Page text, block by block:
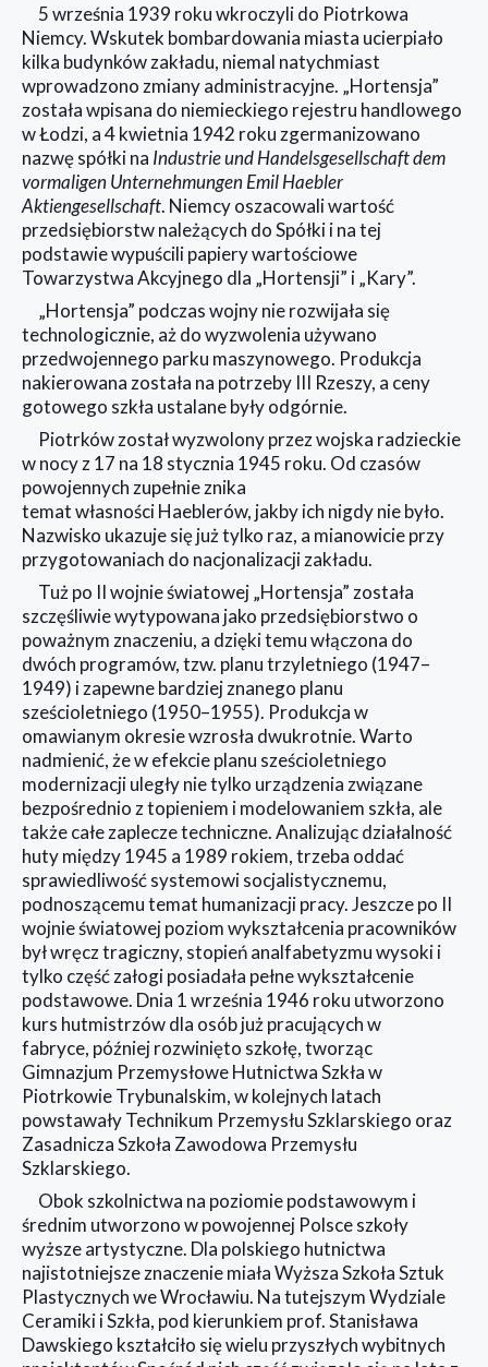
5 września 1939 roku wkroczyli do Piotrkowa
Niemcy. Wskutek bombardowania miasta ucierpiało
kilka budynków zakładu, niemal natychmiast
wprowadzono zmiany administracyjne. „Hortensja”
została wpisana do niemieckiego rejestru handlowego
w Łodzi, a 4 kwietnia 1942 roku zgermanizowano
nazwę spółki na Industrie und Handelsgesellschaft dem
vormaligen Unternehmungen Emil Haebler
Aktiengesellschaft. Niemcy oszacowali wartość
przedsiębiorstw należących do Spółki i na tej
podstawie wypuścili papiery wartościowe
Towarzystwa Akcyjnego dla „Hortensji” i „Kary”.
„Hortensja” podczas wojny nie rozwijała się
technologicznie, aż do wyzwolenia używano
przedwojennego parku maszynowego. Produkcja
nakierowana została na potrzeby III Rzeszy, a ceny
gotowego szkła ustalane były odgórnie.
Piotrków został wyzwolony przez wojska radzieckie
w nocy z 17 na 18 stycznia 1945 roku. Od czasów
powojennych zupełnie znika
temat własności Haeblerów, jakby ich nigdy nie było.
Nazwisko ukazuje się już tylko raz, a mianowicie przy
przygotowaniach do nacjonalizacji zakładu.
Tuż po II wojnie światowej „Hortensja” została
szczęśliwie wytypowana jako przedsiębiorstwo o
poważnym znaczeniu, a dzięki temu włączona do
dwóch programów, tzw. planu trzyletniego (1947–
1949) i zapewne bardziej znanego planu
sześcioletniego (1950–1955). Produkcja w
omawianym okresie wzrosła dwukrotnie. Warto
nadmienić, że w efekcie planu sześcioletniego
modernizacji uległy nie tylko urządzenia związane
bezpośrednio z topieniem i modelowaniem szkła, ale
także całe zaplecze techniczne. Analizując działalność
huty między 1945 a 1989 rokiem, trzeba oddać
sprawiedliwość systemowi socjalistycznemu,
podnoszącemu temat humanizacji pracy. Jeszcze po II
wojnie światowej poziom wykształcenia pracowników
był wręcz tragiczny, stopień analfabetyzmu wysoki i
tylko część załogi posiadała pełne wykształcenie
podstawowe. Dnia 1 września 1946 roku utworzono
kurs hutmistrzów dla osób już pracujących w
fabryce, później rozwinięto szkołę, tworząc
Gimnazjum Przemysłowe Hutnictwa Szkła w
Piotrkowie Trybunalskim, w kolejnych latach
powstawały Technikum Przemysłu Szklarskiego oraz
Zasadnicza Szkoła Zawodowa Przemysłu
Szklarskiego.
Obok szkolnictwa na poziomie podstawowym i
średnim utworzono w powojennej Polsce szkoły
wyższe artystyczne. Dla polskiego hutnictwa
najistotniejsze znaczenie miała Wyższa Szkoła Sztuk
Plastycznych we Wrocławiu. Na tutejszym Wydziale
Ceramiki i Szkła, pod kierunkiem prof. Stanisława
Dawskiego kształciło się wielu przyszłych wybitnych